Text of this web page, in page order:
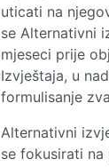
uticati na
se Alternativni
mjeseci prije
Izvještaja, u
formulisanje
Alternativni
se fokusirati na